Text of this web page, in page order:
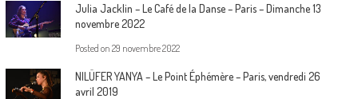
Julia Jacklin – Le Café de la Danse – Paris – Dimanche 13
novembre 2022
Posted on 29 novembre 2022
NILÜFER YANYA – Le Point Éphémère – Paris, vendredi 26
avril 2019